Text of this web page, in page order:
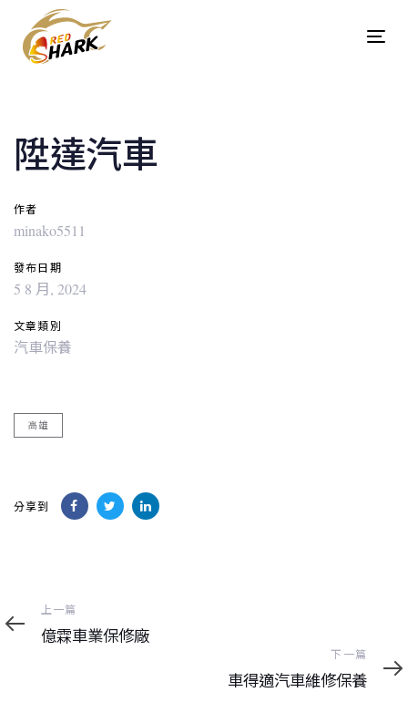
links
content
陞達汽車
作者
minako5511
發布日期
5 8 月, 2024
文章類別
汽車保養
高雄
分享到
navigation
上
一
篇
上一篇
億霖車業保修廠
一
篇
下一篇
車得適汽車維修保養